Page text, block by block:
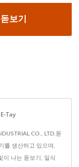
보기
Tay
CO., LTD.돋
를 생산하고 있으며,
이 나는 돋보기, 일식